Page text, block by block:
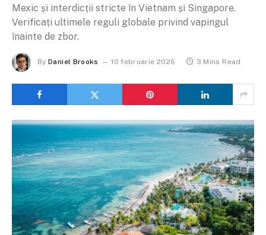
Mexic și interdicții stricte în Vietnam și Singapore.
Verificați ultimele reguli globale privind vapingul
înainte de zbor.
By Daniel Brooks 10 februarie 2026 3 Mins Read